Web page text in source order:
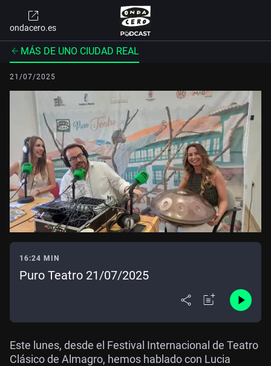
ondacero.es
MÁS DE UNO CIUDAD REAL
21/07/2025
16:24 MIN
Puro Teatro 21/07/2025
Este lunes, desde el Festival Internacional de Teatro
Clásico de Almagro, hemos hablado con Lucia